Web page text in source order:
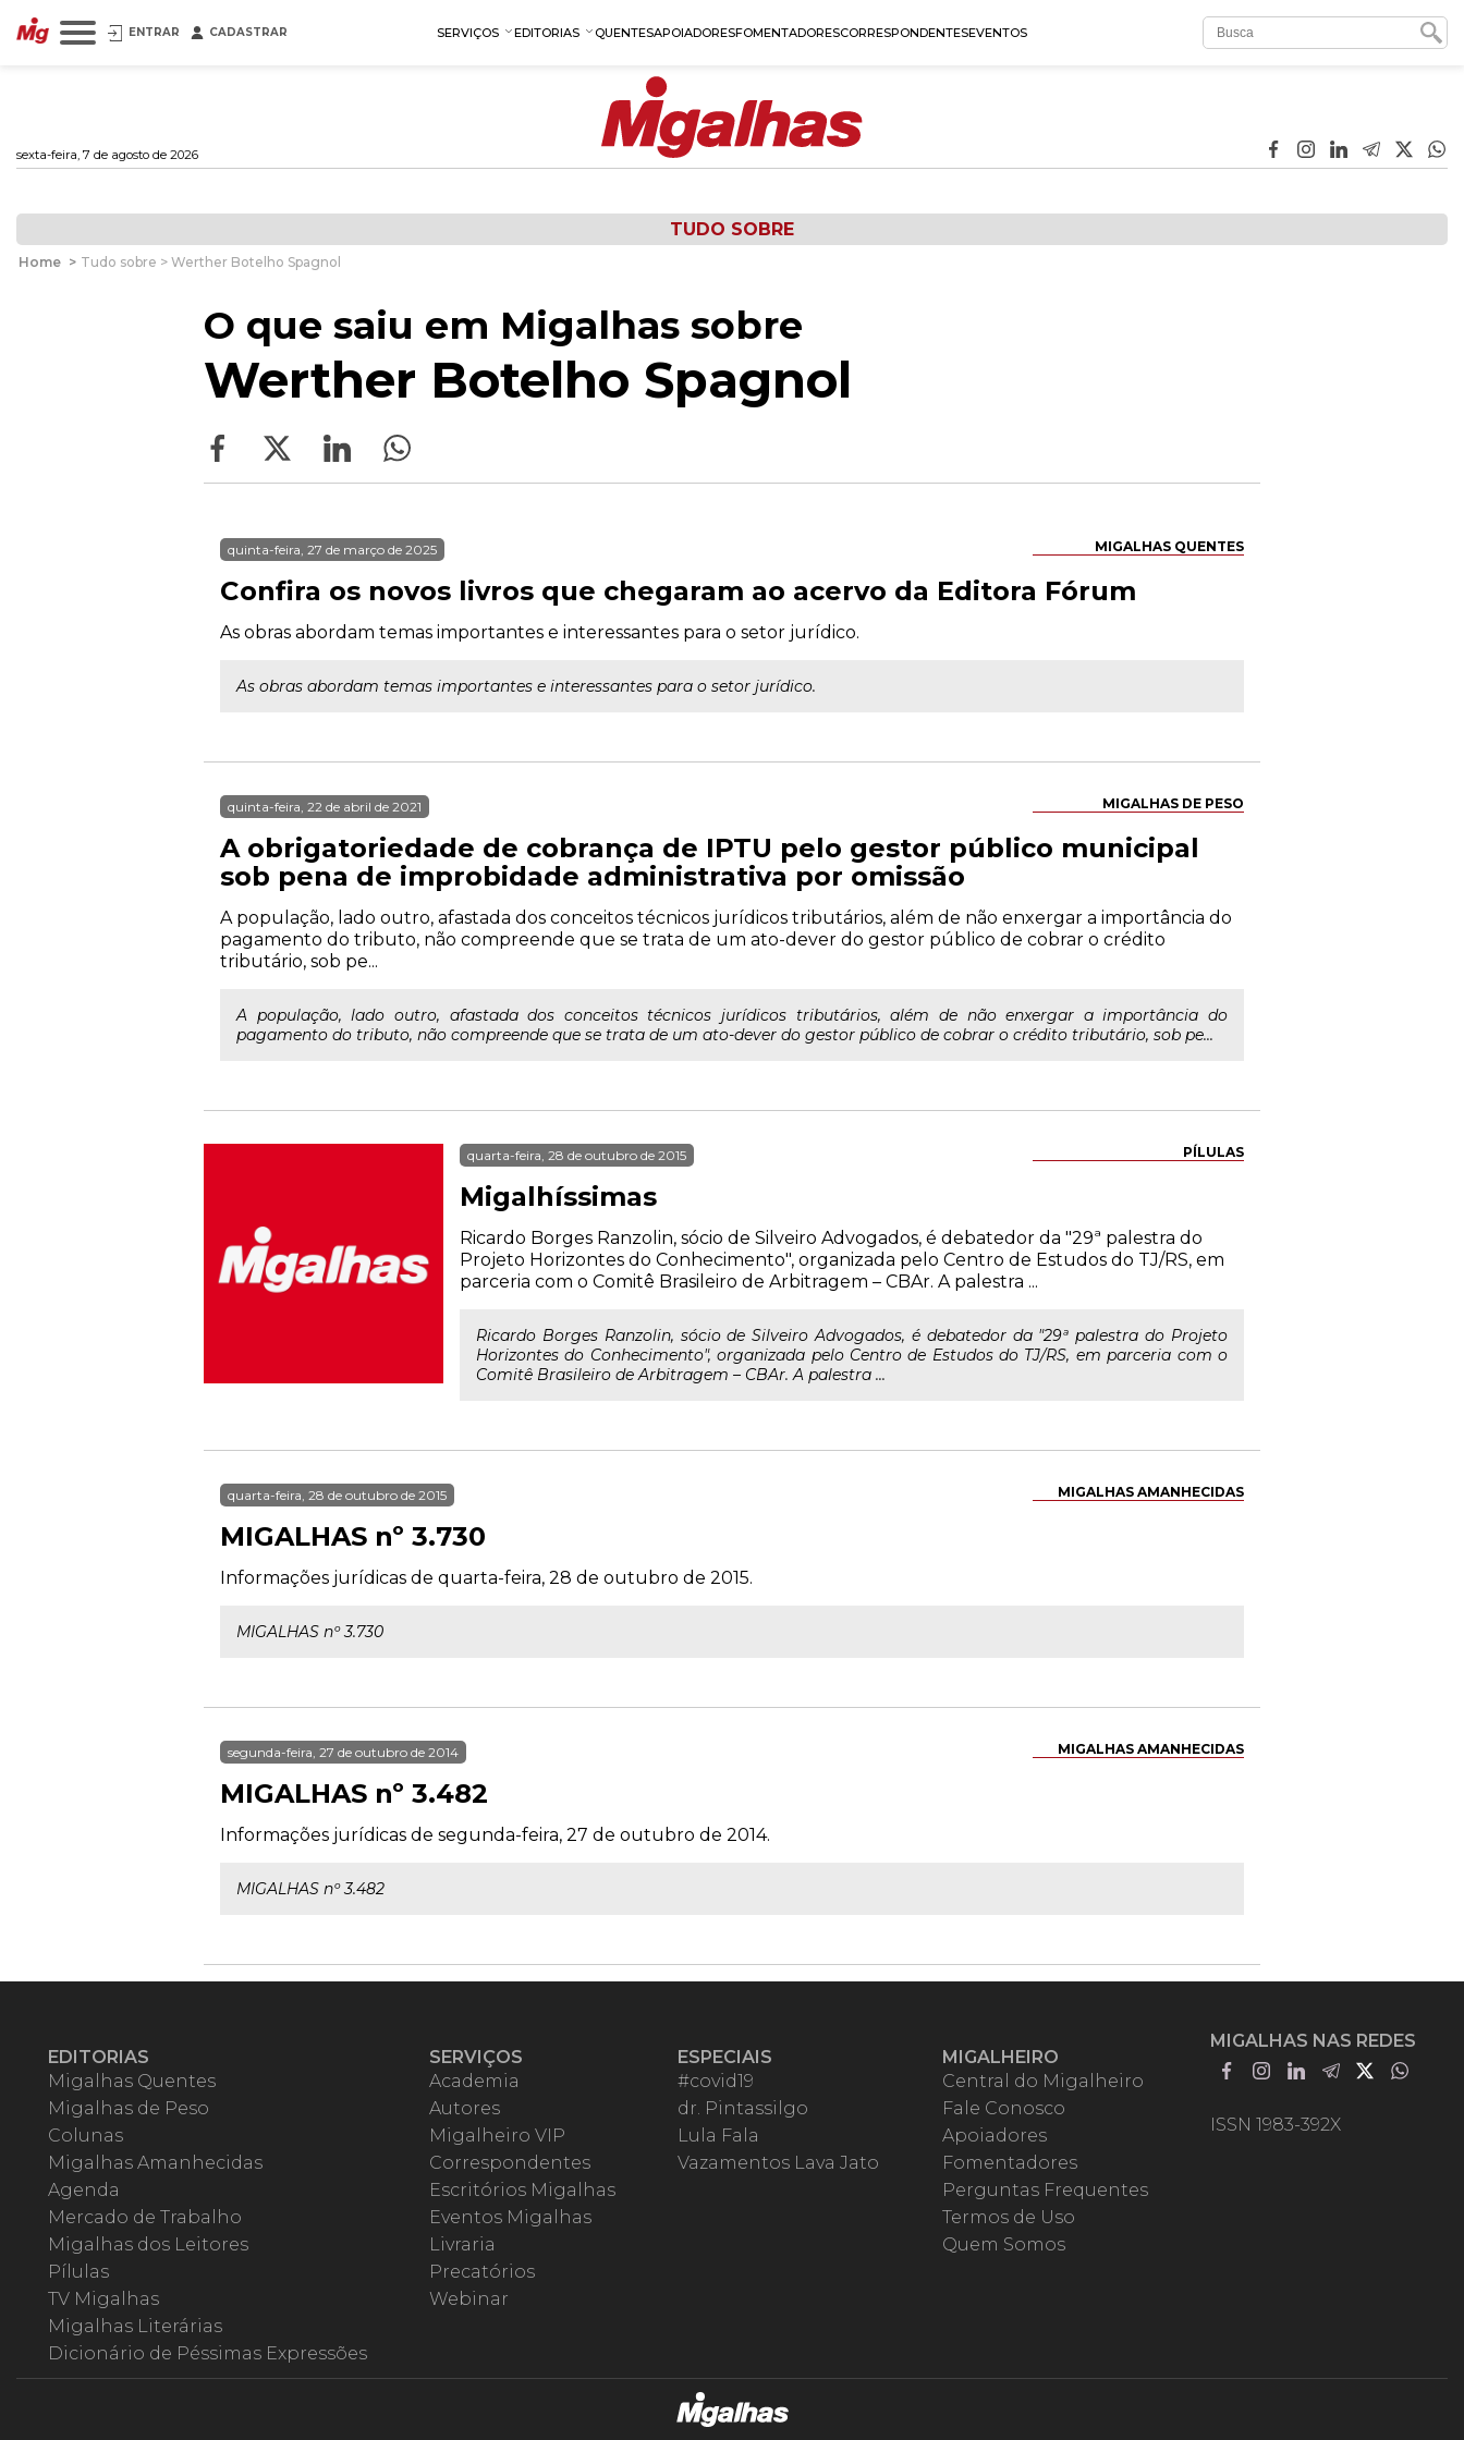
ENTRAR CADASTRAR SERVIÇOS EDITORIAS QUENTESAPOIADORESFOMENTADORESCORRESPONDENTESEVENTOS
sexta-feira, 7 de agosto de 2026
TUDO SOBRE
Home > Tudo sobre > Werther Botelho Spagnol
O que saiu em Migalhas sobre
Werther Botelho Spagnol
MIGALHAS QUENTES
quinta-feira, 27 de março de 2025
Confira os novos livros que chegaram ao acervo da Editora Fórum
As obras abordam temas importantes e interessantes para o setor jurídico.
As obras abordam temas importantes e interessantes para o setor jurídico.
MIGALHAS DE PESO
quinta-feira, 22 de abril de 2021
A obrigatoriedade de cobrança de IPTU pelo gestor público municipal
sob pena de improbidade administrativa por omissão
A população, lado outro, afastada dos conceitos técnicos jurídicos tributários, além de não enxergar a importância do
pagamento do tributo, não compreende que se trata de um ato-dever do gestor público de cobrar o crédito
tributário, sob pe...
A população, lado outro, afastada dos conceitos técnicos jurídicos tributários, além de não enxergar a importância do
pagamento do tributo, não compreende que se trata de um ato-dever do gestor público de cobrar o crédito tributário, sob pe...
PÍLULAS
quarta-feira, 28 de outubro de 2015
Migalhíssimas
Ricardo Borges Ranzolin, sócio de Silveiro Advogados, é debatedor da "29ª palestra do
Projeto Horizontes do Conhecimento", organizada pelo Centro de Estudos do TJ/RS, em
parceria com o Comitê Brasileiro de Arbitragem – CBAr. A palestra ...
Ricardo Borges Ranzolin, sócio de Silveiro Advogados, é debatedor da "29ª palestra do Projeto
Horizontes do Conhecimento", organizada pelo Centro de Estudos do TJ/RS, em parceria com o
Comitê Brasileiro de Arbitragem – CBAr. A palestra ...
MIGALHAS AMANHECIDAS
quarta-feira, 28 de outubro de 2015
MIGALHAS nº 3.730
Informações jurídicas de quarta-feira, 28 de outubro de 2015.
MIGALHAS nº 3.730
MIGALHAS AMANHECIDAS
segunda-feira, 27 de outubro de 2014
MIGALHAS nº 3.482
Informações jurídicas de segunda-feira, 27 de outubro de 2014.
MIGALHAS nº 3.482
EDITORIAS
Migalhas Quentes
Migalhas de Peso
Colunas
Migalhas Amanhecidas
Agenda
Mercado de Trabalho
Migalhas dos Leitores
Pílulas
TV Migalhas
Migalhas Literárias
Dicionário de Péssimas Expressões
SERVIÇOS
Academia
Autores
Migalheiro VIP
Correspondentes
Escritórios Migalhas
Eventos Migalhas
Livraria
Precatórios
Webinar
ESPECIAIS
#covid19
dr. Pintassilgo
Lula Fala
Vazamentos Lava Jato
MIGALHEIRO
Central do Migalheiro
Fale Conosco
Apoiadores
Fomentadores
Perguntas Frequentes
Termos de Uso
Quem Somos
MIGALHAS NAS REDES
ISSN 1983-392X